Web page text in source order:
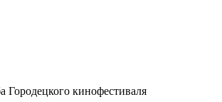
Городецкого кинофестиваля